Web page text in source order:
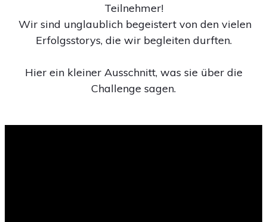
Teilnehmer!
Wir sind unglaublich begeistert von den vielen
Erfolgsstorys, die wir begleiten durften.
Hier ein kleiner Ausschnitt, was sie über die
Challenge sagen.